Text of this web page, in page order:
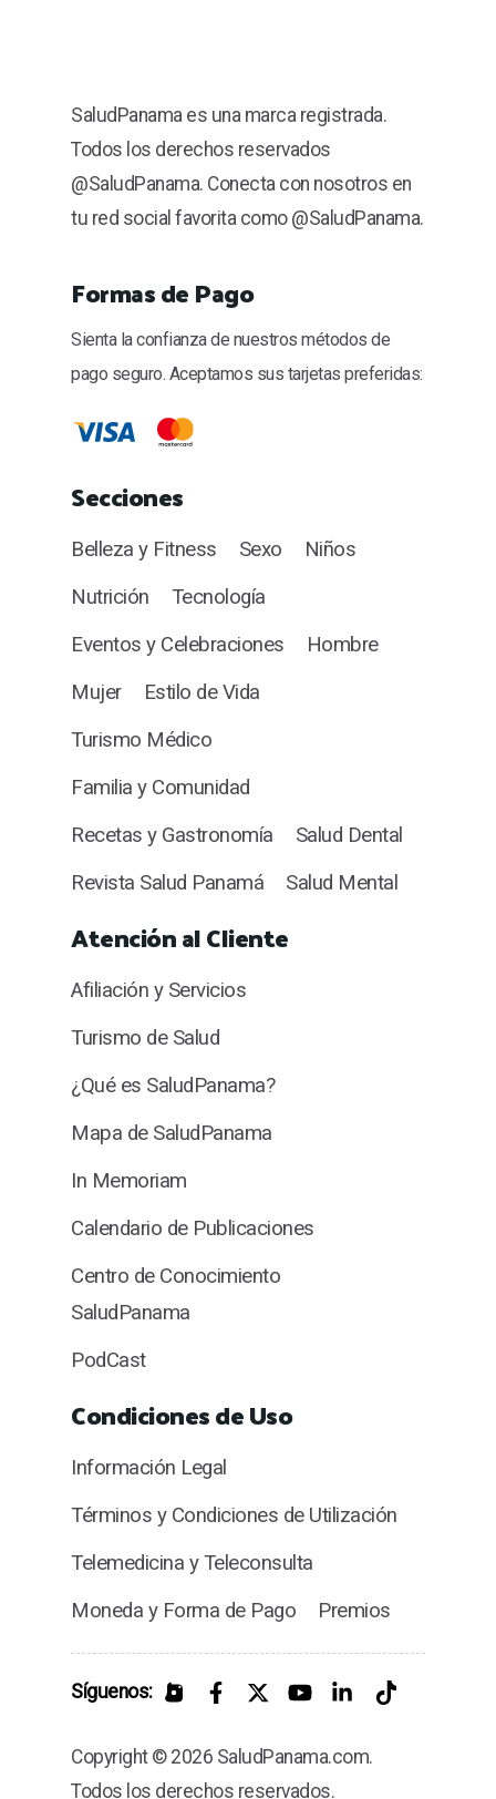
SaludPanama es una marca registrada.
Todos los derechos reservados
@SaludPanama. Conecta con nosotros en
tu red social favorita como @SaludPanama.
Formas de Pago
Sienta la confianza de nuestros métodos de
pago seguro. Aceptamos sus tarjetas preferidas:
Secciones
Belleza y Fitness Sexo
Niños
Nutrición
Tecnología
Eventos y Celebraciones
Hombre
Mujer
Estilo de Vida
Turismo Médico
Familia y Comunidad
Recetas y Gastronomía
Salud Dental
Revista Salud Panamá
Salud Mental
Atención al Cliente
Afiliación y Servicios
Turismo de Salud
¿Qué es SaludPanama?
Mapa de SaludPanama
In Memoriam
Calendario de Publicaciones
Centro de Conocimiento
SaludPanama
PodCast
Condiciones de Uso
Información Legal
Términos y Condiciones de Utilización
Telemedicina y Teleconsulta
Moneda y Forma de Pago
Premios
Síguenos:
Copyright © 2026 SaludPanama.com.
Todos los derechos reservados.